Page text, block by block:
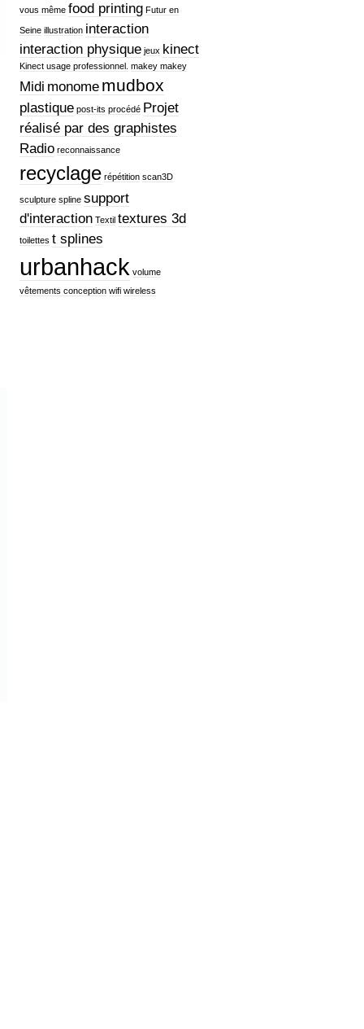
vous même food printing Futur en
Seine illustration interaction
interaction physique jeux kinect
Kinect usage professionnel. makey makey
Midi monome mudbox
plastique post-its procédé Projet
réalisé par des graphistes
Radio reconnaissance
recyclage répétition scan3D
sculpture spline support
d'interaction Textil textures 3d
toilettes t splines
urbanhack volume
vêtements conception wifi wireless